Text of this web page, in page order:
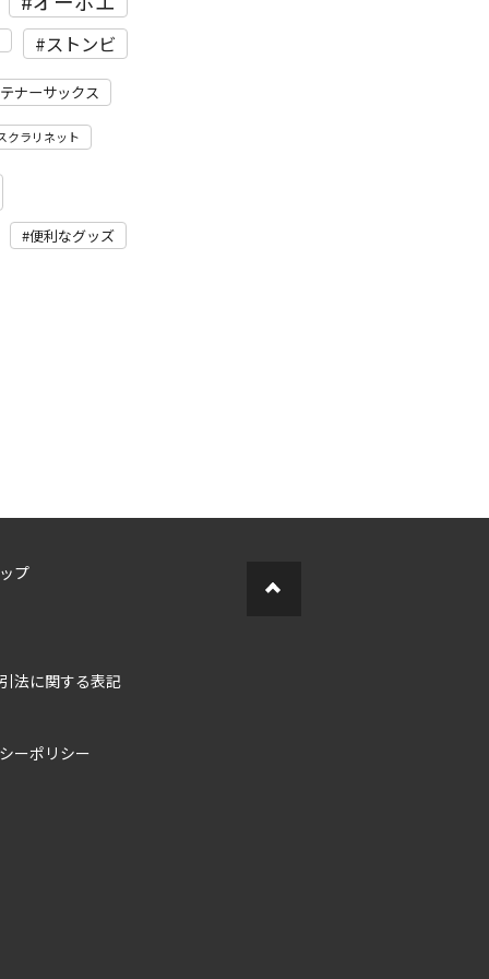
ストンビ
テナーサックス
クラリネット
便利なグッズ
プ
法に関する表記
ーポリシー